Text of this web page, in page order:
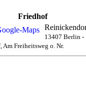
Friedhof
13407 Berlin -
Am Freiheitsweg o. Nr.